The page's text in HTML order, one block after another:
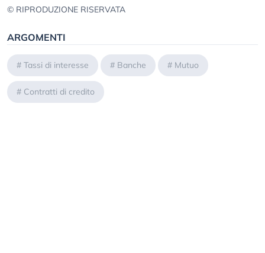
© RIPRODUZIONE RISERVATA
ARGOMENTI
# Tassi di interesse # Banche # Mutuo
# Contratti di credito